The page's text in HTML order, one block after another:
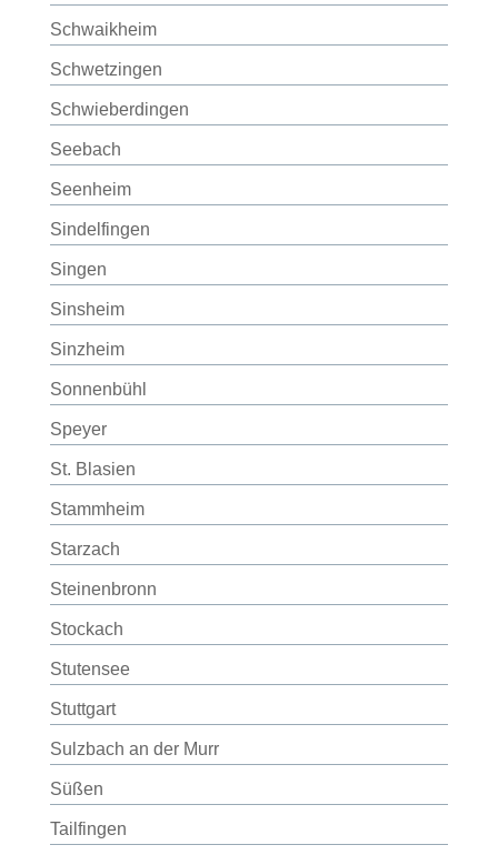
Schwaikheim
Schwetzingen
Schwieberdingen
Seebach
Seenheim
Sindelfingen
Singen
Sinsheim
Sinzheim
Sonnenbühl
Speyer
St. Blasien
Stammheim
Starzach
Steinenbronn
Stockach
Stutensee
Stuttgart
Sulzbach an der Murr
Süßen
Tailfingen